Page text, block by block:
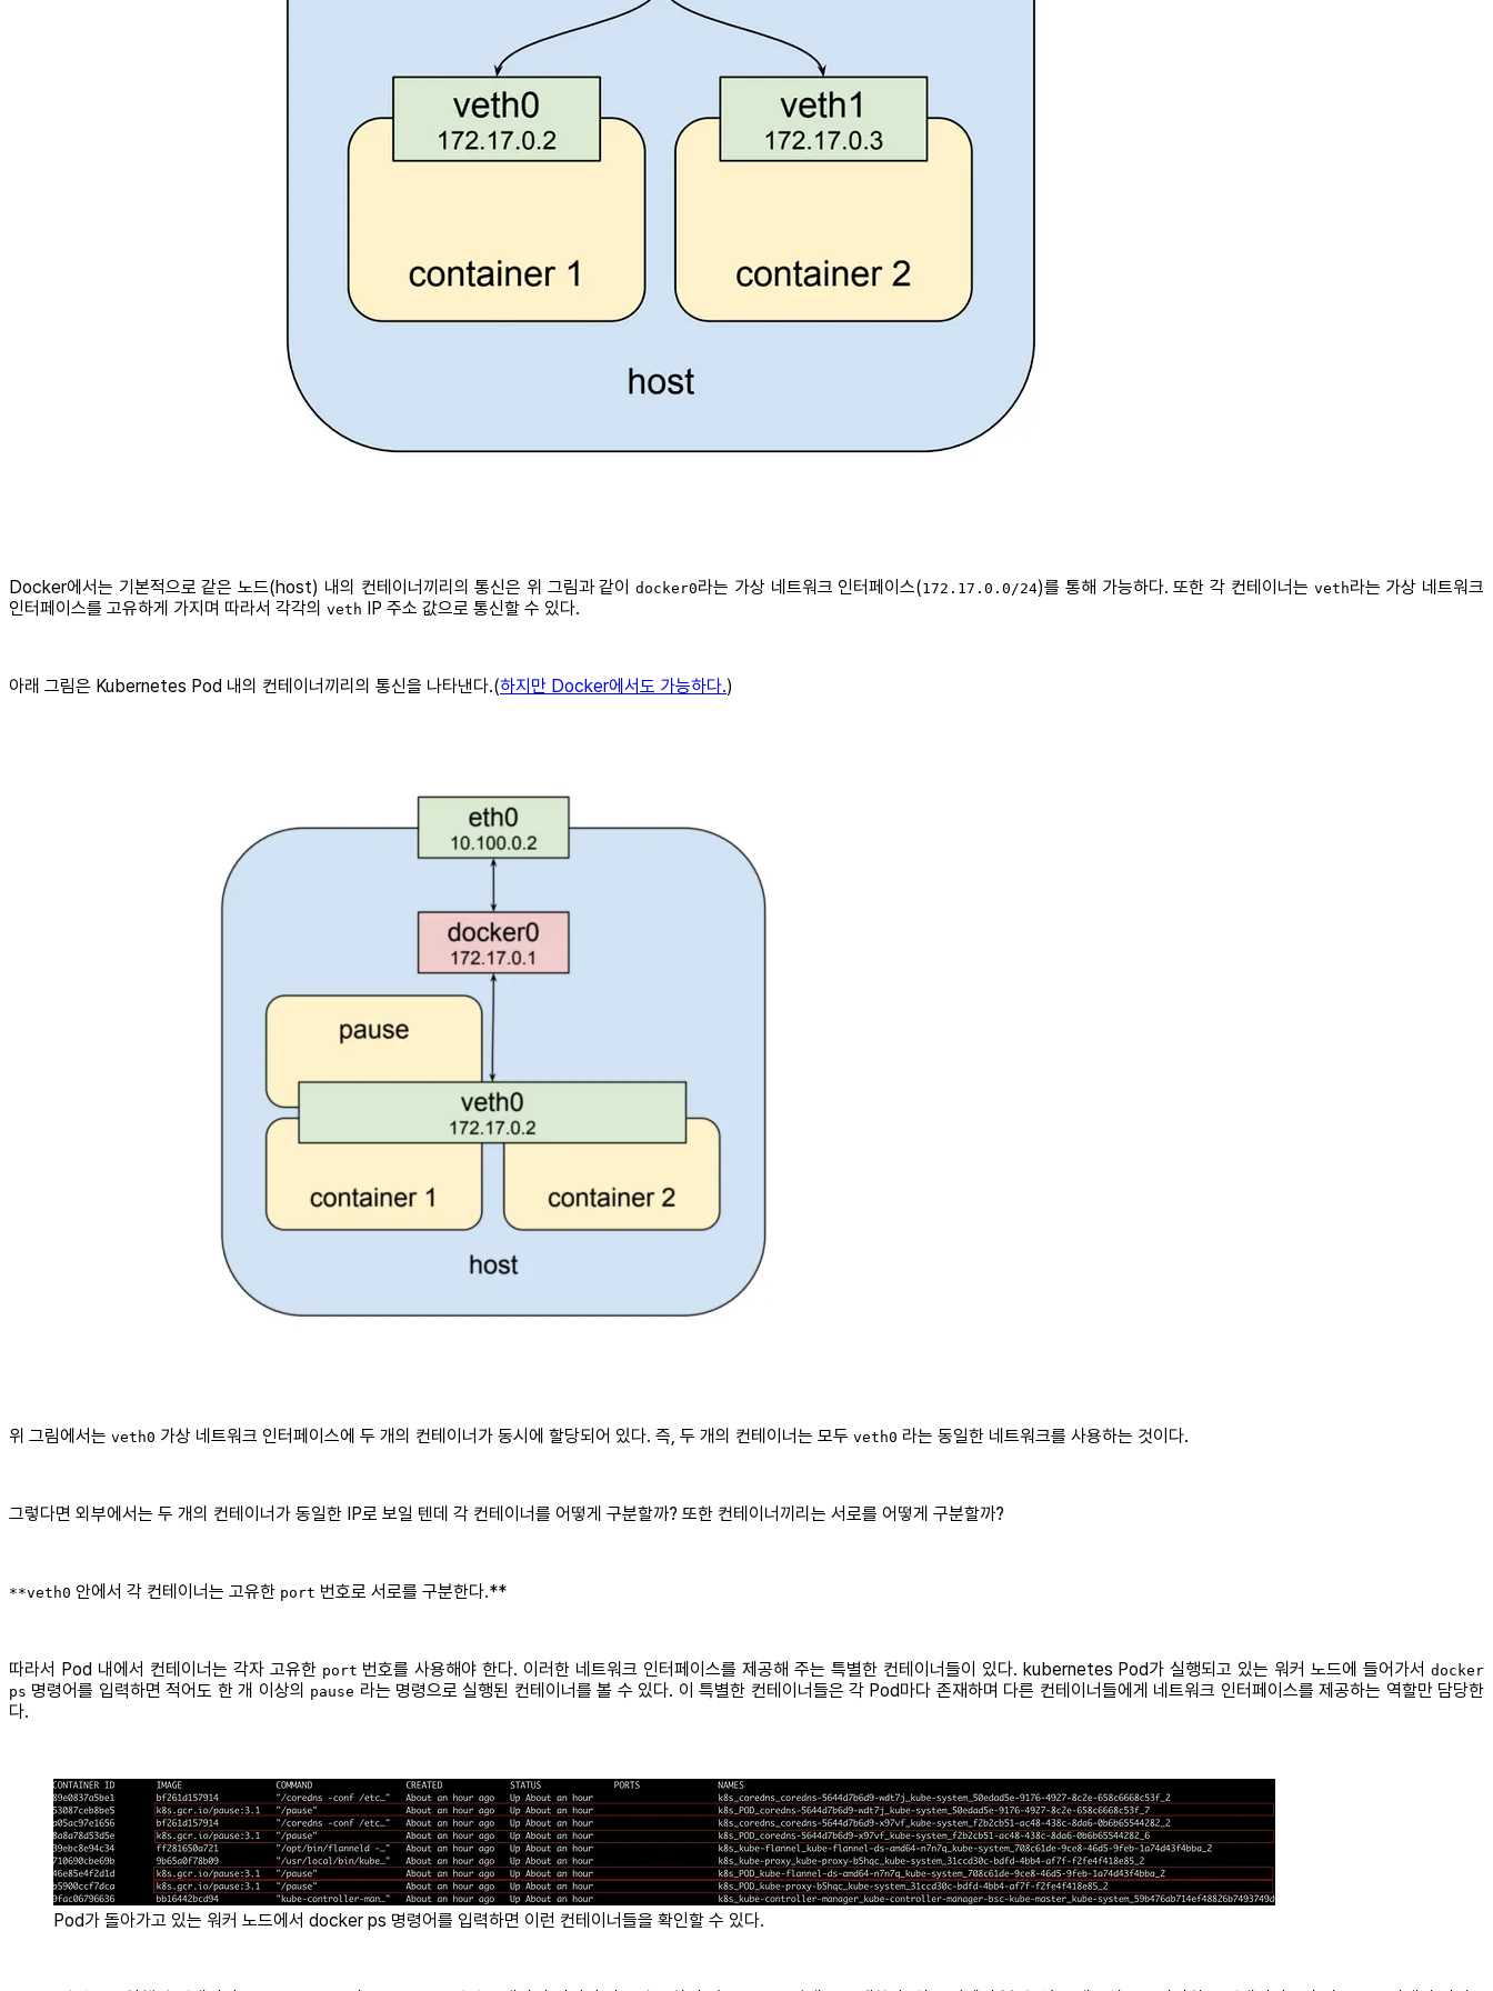
Docker에서는 기본적으로 같은 노드(host) 내의 컨테이너끼리의 통신은 위 그림과 같이docker0라는 가상 네트워크 인터페이스(172.17.0.0/24)를 통해 가능하다. 또한 각 컨테이너는 veth라는 가상 네트워크
인터페이스를 고유하게 가지며 따라서 각각의 veth IP 주소 값으로 통신할 수 있다.
아래 그림은 Kubernetes Pod 내의 컨테이너끼리의 통신을 나타낸다.(하지만 Docker에서도 가능하다.)
위 그림에서는 veth0 가상 네트워크 인터페이스에 두 개의 컨테이너가 동시에 할당되어 있다. 즉, 두 개의 컨테이너는 모두 veth0 라는 동일한 네트워크를 사용하는 것이다.
그렇다면 외부에서는 두 개의 컨테이너가 동일한 IP로 보일 텐데 각 컨테이너를 어떻게 구분할까? 또한 컨테이너끼리는 서로를 어떻게 구분할까?
**veth0 안에서 각 컨테이너는 고유한 port 번호로 서로를 구분한다.**
따라서 Pod 내에서 컨테이너는 각자 고유한 port 번호를 사용해야 한다. 이러한 네트워크 인터페이스를 제공해 주는 특별한 컨테이너들이 있다. kubernetes Pod가 실행되고 있는 워커 노드에 들어가서docker
ps 명령어를 입력하면 적어도 한 개 이상의 pause 라는 명령으로 실행된 컨테이너를 볼 수 있다. 이 특별한 컨테이너들은 각 Pod마다 존재하며 다른 컨테이너들에게 네트워크 인터페이스를 제공하는 역할만 담당한
다.
Pod가 돌아가고 있는 워커 노드에서 docker ps 명령어를 입력하면 이런 컨테이너들을 확인할 수 있다.